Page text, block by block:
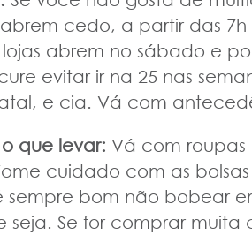
cedo, a partir das
abrem no sábado e
evitar ir na 25 nas
e cia. Vá com
que levar: Vá com roupas
cuidado com as
sempre bom não bobear
seja. Se for comprar muita